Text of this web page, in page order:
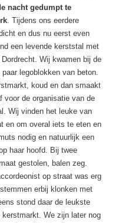
nacht gedumpt te
. Tijdens ons eerdere
en dus nu eerst even
een levende kerststal met
Wij kwamen bij de
legoblokken van beton.
koud en dan smaakt
voor de organisatie van de
Wij vinden het leuke van
en om overal iets te eten en
nodig en natuurlijk een
haar hoofd. Bij twee
gestolen, balen zeg.
op straat was erg
erbij klonken met
stond daar de leukste
We zijn later nog